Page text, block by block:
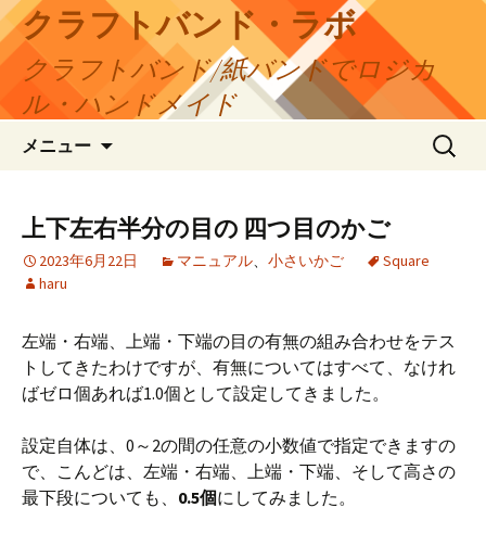
コ
ン
テ
ツ
ス
クラフトバンド・ラボ
クラフトバンド/紙バンドでロジカ
ル・ハンドメイド
メニュー
検
索:
上下左右半分の目の 四つ目のかご
2023年6月22日 マニュアル、 小さいかご
Square
haru
左端・右端、上端・下端の目の有無の組み合わせをテス
トしてきたわけですが、有無についてはすべて、なけれ
ばゼロ個あれば1.0個として設定してきました。
設定自体は、0～2の間の任意の小数値で指定できますの
で、こんどは、左端・右端、上端・下端、そして高さの
最下段についても、 0.5個にしてみました。